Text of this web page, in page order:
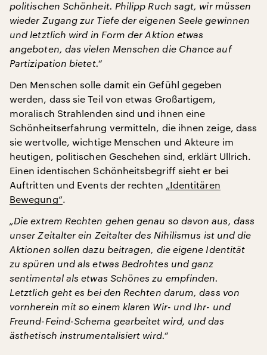
politischen Schönheit. Philipp Ruch sagt, wir müssen
wieder Zugang zur Tiefe der eigenen Seele gewinnen
und letztlich wird in Form der Aktion etwas
angeboten, das vielen Menschen die Chance auf
Partizipation bietet.“
Den Menschen solle damit ein Gefühl gegeben
werden, dass sie Teil von etwas Großartigem,
moralisch Strahlenden sind und ihnen eine
Schönheitserfahrung vermitteln, die ihnen zeige, dass
sie wertvolle, wichtige Menschen und Akteure im
heutigen, politischen Geschehen sind, erklärt Ullrich.
Einen identischen Schönheitsbegriff sieht er bei
Auftritten und Events der rechten „Identitären
Bewegung“.
„Die extrem Rechten gehen genau so davon aus, dass
unser Zeitalter ein Zeitalter des Nihilismus ist und die
Aktionen sollen dazu beitragen, die eigene Identität
zu spüren und als etwas Bedrohtes und ganz
sentimental als etwas Schönes zu empfinden.
Letztlich geht es bei den Rechten darum, dass von
vornherein mit so einem klaren Wir- und Ihr- und
Freund-Feind-Schema gearbeitet wird, und das
ästhetisch instrumentalisiert wird.“